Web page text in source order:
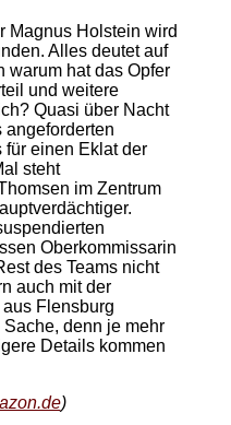
Magnus Holstein wird
Alles deutet auf
warum hat das Opfer
und weitere
Quasi über Nacht
angeforderten
einen Eklat der
steht
im Zentrum
Oberkommissarin
des Teams nicht
auch mit der
Flensburg
denn je mehr
Details kommen
)